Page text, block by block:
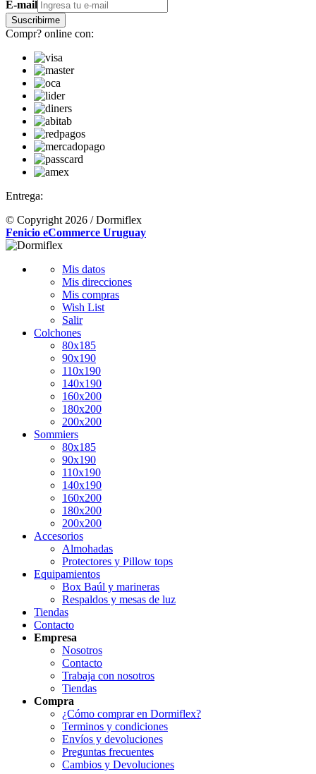
E-mail
Suscribirme
Compr? online con:
Entrega:
© Copyright 2026 / Dormiflex
Fenicio eCommerce Uruguay
Mis datos
Mis direcciones
Mis compras
Wish List
Salir
Colchones
80x185
90x190
110x190
140x190
160x200
180x200
200x200
Sommiers
80x185
90x190
110x190
140x190
160x200
180x200
200x200
Accesorios
Almohadas
Protectores y Pillow tops
Equipamientos
Box Baúl y marineras
Respaldos y mesas de luz
Tiendas
Contacto
Empresa
Nosotros
Contacto
Trabaja con nosotros
Tiendas
Compra
¿Cómo comprar en Dormiflex?
Terminos y condiciones
Envíos y devoluciones
Preguntas frecuentes
Cambios y Devoluciones